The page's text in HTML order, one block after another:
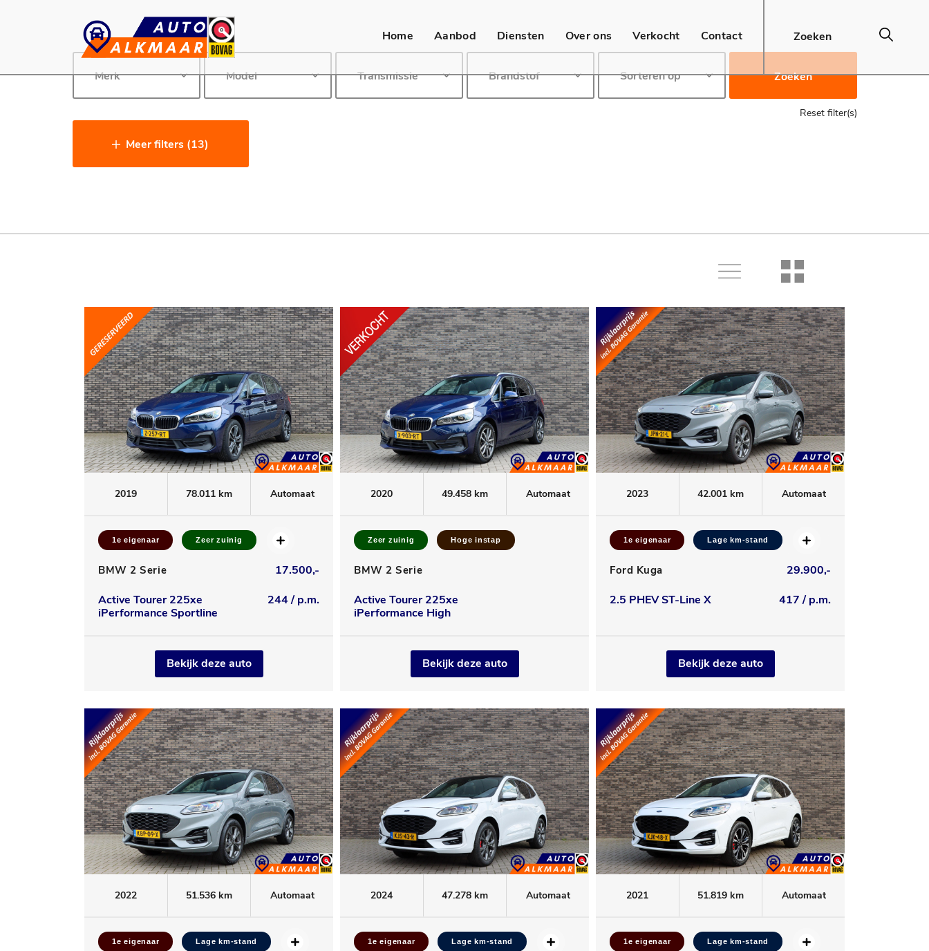
Home Aanbod Diensten Over ons Verkocht Contact
Zoeken
Reset filter(s)
Meer filters (13)
2019 78.011 km Automaat
1e eigenaar Zeer zuinig
BMW 2 Serie
17.500,-
Active Tourer 225xe
iPerformance Sportline
244 / p.m.
Bekijk deze auto
2020 49.458 km Automaat
Zeer zuinig Hoge instap
BMW 2 Serie
Active Tourer 225xe
iPerformance High
Bekijk deze auto
2023 42.001 km Automaat
1e eigenaar Lage km-stand
Ford Kuga
29.900,-
2.5 PHEV ST-Line X
417 / p.m.
Bekijk deze auto
2022 51.536 km Automaat
1e eigenaar Lage km-stand
2024 47.278 km Automaat
1e eigenaar Lage km-stand
2021 51.819 km Automaat
1e eigenaar Lage km-stand